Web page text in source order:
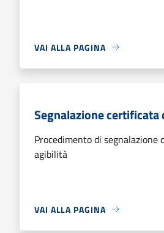
VAI ALLA PAGINA
Segnalazione
Procedimento di segnalazione
agibilità
VAI ALLA PAGINA